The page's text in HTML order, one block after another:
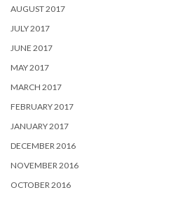
AUGUST 2017
JULY 2017
JUNE 2017
MAY 2017
MARCH 2017
FEBRUARY 2017
JANUARY 2017
DECEMBER 2016
NOVEMBER 2016
OCTOBER 2016